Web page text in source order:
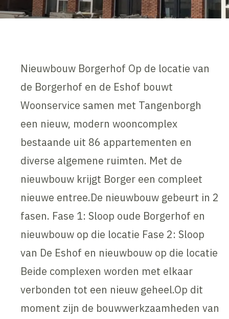
Nieuwbouw Borgerhof Op de locatie van
de Borgerhof en de Eshof bouwt
Woonservice samen met Tangenborgh
een nieuw, modern wooncomplex
bestaande uit 86 appartementen en
diverse algemene ruimten. Met de
nieuwbouw krijgt Borger een compleet
nieuwe entree.De nieuwbouw gebeurt in 2
fasen. Fase 1: Sloop oude Borgerhof en
nieuwbouw op die locatie Fase 2: Sloop
van De Eshof en nieuwbouw op die locatie
Beide complexen worden met elkaar
verbonden tot een nieuw geheel.Op dit
moment zijn de bouwwerkzaamheden van